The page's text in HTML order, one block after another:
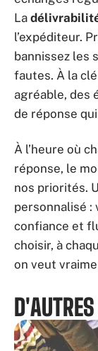
La
l’expéditeur.
bannissez les
fautes. À la
agréable, des
de réponse
À l’heure où
réponse, le
nos priorités.
personnalisé :
confiance et
choisir, à
on veut